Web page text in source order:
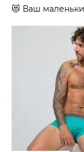
😻 Ваш